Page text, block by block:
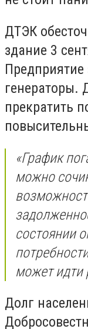
ДТЭК
здание 3
Предприятие
генераторы.
прекратить
«График
можно
состоянии
может идти
Долг